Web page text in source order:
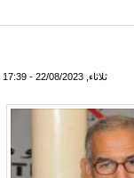
ثلاثاء, 22/08/2023 - 17:39